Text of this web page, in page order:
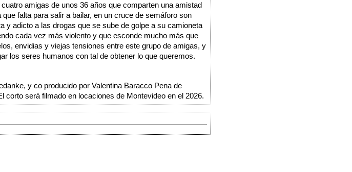
amigas de unos 36 años que comparten una amistad
falta para salir a bailar, en un cruce de semáforo son
y adicto a las drogas que se sube de golpe a su camioneta
cada vez más violento y que esconde mucho más que
envidias y viejas tensiones entre este grupo de amigas, y
los seres humanos con tal de obtener lo que queremos.
y co producido por Valentina Baracco Pena de
corto será filmado en locaciones de Montevideo en el 2026.